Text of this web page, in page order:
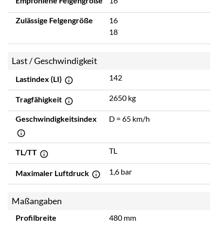
Zulässige Felgengröße
16
18
Last / Geschwindigkeit
Lastindex (LI) 142
Tragfähigkeit 2650 kg
Geschwindigkeitsindex D = 65 km/h
TL/TT TL
Maximaler Luftdruck 1,6 bar
Maßangaben
Profilbreite 480 mm